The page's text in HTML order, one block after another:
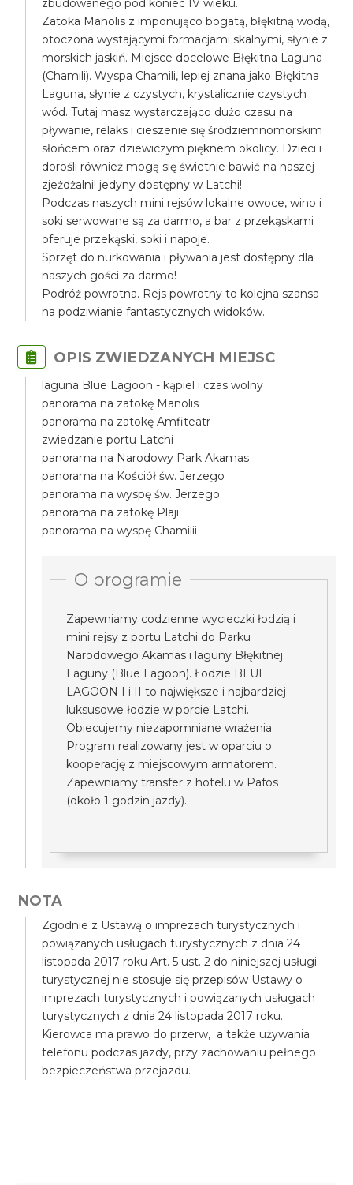
zbudowanego pod koniec IV wieku.
Zatoka Manolis z imponująco bogatą, błękitną wodą,
otoczona wystającymi formacjami skalnymi, słynie z
morskich jaskiń. Miejsce docelowe Błękitna Laguna
(Chamili). Wyspa Chamili, lepiej znana jako Błękitna
Laguna, słynie z czystych, krystalicznie czystych
wód. Tutaj masz wystarczająco dużo czasu na
pływanie, relaks i cieszenie się śródziemnomorskim
słońcem oraz dziewiczym pięknem okolicy. Dzieci i
dorośli również mogą się świetnie bawić na naszej
zjeżdżalni! jedyny dostępny w Latchi!
Podczas naszych mini rejsów lokalne owoce, wino i
soki serwowane są za darmo, a bar z przekąskami
oferuje przekąski, soki i napoje.
Sprzęt do nurkowania i pływania jest dostępny dla
naszych gości za darmo!
Podróż powrotna. Rejs powrotny to kolejna szansa
na podziwianie fantastycznych widoków.
OPIS ZWIEDZANYCH MIEJSC
laguna Blue Lagoon - kąpiel i czas wolny
panorama na zatokę Manolis
panorama na zatokę Amfiteatr
zwiedzanie portu Latchi
panorama na Narodowy Park Akamas
panorama na Kościół św. Jerzego
panorama na wyspę św. Jerzego
panorama na zatokę Plaji
panorama na wyspę Chamilii
O programie
Zapewniamy codzienne wycieczki łodzią i
mini rejsy z portu Latchi do Parku
Narodowego Akamas i laguny Błękitnej
Laguny (Blue Lagoon). Łodzie BLUE
LAGOON I i II to największe i najbardziej
luksusowe łodzie w porcie Latchi.
Obiecujemy niezapomniane wrażenia.
Program realizowany jest w oparciu o
kooperację z miejscowym armatorem.
Zapewniamy transfer z hotelu w Pafos
(około 1 godzin jazdy).
NOTA
Zgodnie z Ustawą o imprezach turystycznych i
powiązanych usługach turystycznych z dnia 24
listopada 2017 roku Art. 5 ust. 2 do niniejszej usługi
turystycznej nie stosuje się przepisów Ustawy o
imprezach turystycznych i powiązanych usługach
turystycznych z dnia 24 listopada 2017 roku.
Kierowca ma prawo do przerw, a także używania
telefonu podczas jazdy, przy zachowaniu pełnego
bezpieczeństwa przejazdu.